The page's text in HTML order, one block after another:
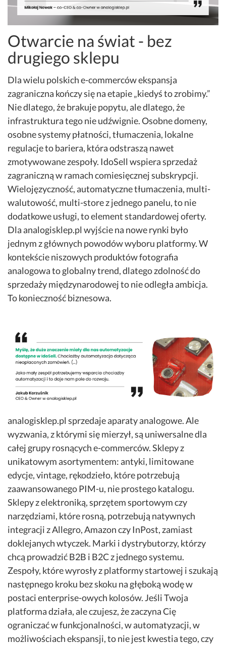
Otwarcie na świat - bez
drugiego sklepu
Dla wielu polskich e-commerców ekspansja
zagraniczna kończy się na etapie „kiedyś to zrobimy.”
Nie dlatego, że brakuje popytu, ale dlatego, że
infrastruktura tego nie udźwignie. Osobne domeny,
osobne systemy płatności, tłumaczenia, lokalne
regulacje to bariera, która odstraszą nawet
zmotywowane zespoły. IdoSell wspiera sprzedaż
zagraniczną w ramach comiesięcznej subskrypcji.
Wielojęzyczność, automatyczne tłumaczenia, multi-
walutowość, multi-store z jednego panelu, to nie
dodatkowe usługi, to element standardowej oferty.
Dla analogisklep.pl wyjście na nowe rynki było
jednym z głównych powodów wyboru platformy. W
kontekście niszowych produktów fotografia
analogowa to globalny trend, dlatego zdolność do
sprzedaży międzynarodowej to nie odległa ambicja.
To konieczność biznesowa.
analogisklep.pl sprzedaje aparaty analogowe. Ale
wyzwania, z którymi się mierzył, są uniwersalne dla
całej grupy rosnących e-commerców. Sklepy z
unikatowym asortymentem: antyki, limitowane
edycje, vintage, rękodzieło, które potrzebują
zaawansowanego PIM-u, nie prostego katalogu.
Sklepy z elektroniką, sprzętem sportowym czy
narzędziami, które rosną, potrzebują natywnych
integracji z Allegro, Amazon czy InPost, zamiast
doklejanych wtyczek. Marki i dystrybutorzy, którzy
chcą prowadzić B2B i B2C z jednego systemu.
Zespoły, które wyrosły z platformy startowej i szukają
następnego kroku bez skoku na głęboką wodę w
postaci enterprise-owych kolosów. Jeśli Twoja
platforma działa, ale czujesz, że zaczyna Cię
ograniczać w funkcjonalności, w automatyzacji, w
możliwościach ekspansji, to nie jest kwestia tego, czy